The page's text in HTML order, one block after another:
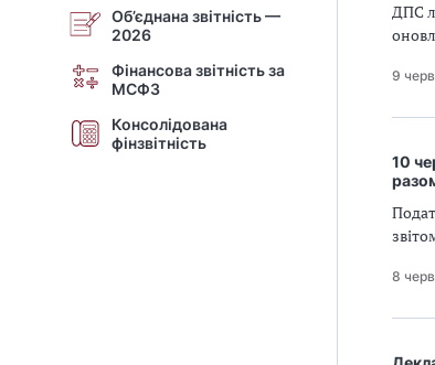
Об’єднана звітність —
2026
Фінансова звітність за
МСФЗ
Консолідована
фінзвітність
ДПС
9
10
8